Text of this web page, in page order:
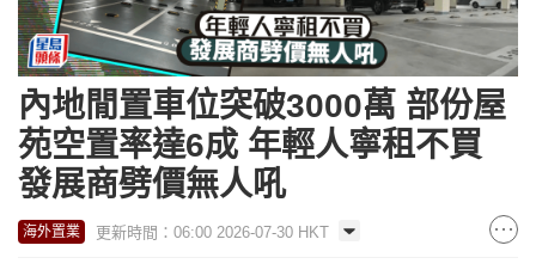
內地閒置車位突破3000萬 部份屋
苑空置率達6成 年輕人寧租不買
發展商劈價無人吼
海外置業 更新時間：06:00 2026-07-30 HKT